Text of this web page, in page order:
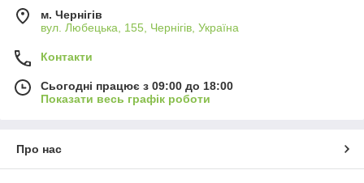
м. Чернігів
вул. Любецька, 155, Чернігів, Україна
Контакти
Сьогодні працює з 09:00 до 18:00
Показати весь графік роботи
Про нас